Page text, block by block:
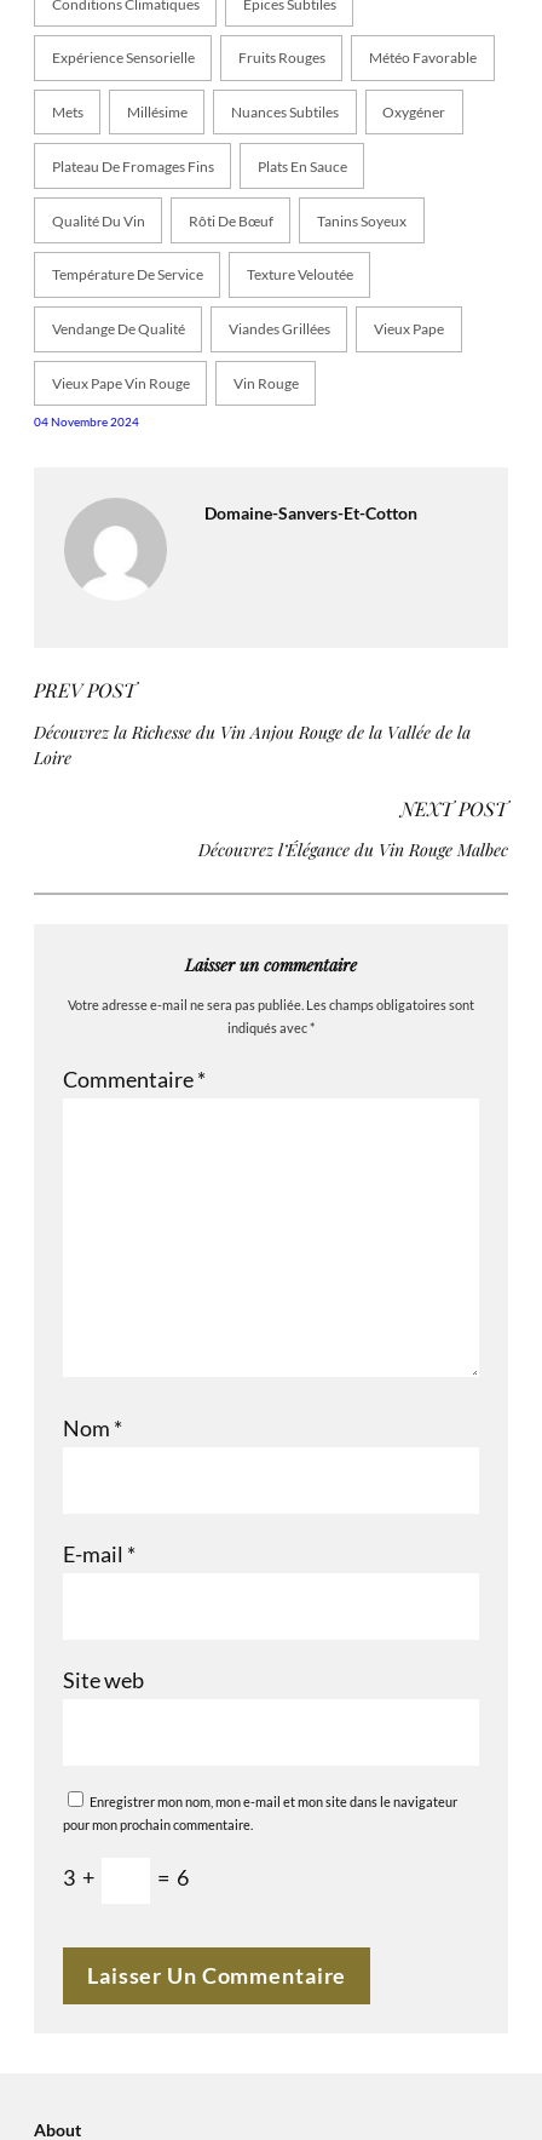
Conditions Climatiques Épices Subtiles
Expérience Sensorielle Fruits Rouges Météo Favorable
Mets Millésime Nuances Subtiles Oxygéner
Plateau De Fromages Fins Plats En Sauce
Qualité Du Vin Rôti De Bœuf Tanins Soyeux
Température De Service Texture Veloutée
Vendange De Qualité Viandes Grillées Vieux Pape
Vieux Pape Vin Rouge Vin Rouge
04 Novembre 2024
Domaine-Sanvers-Et-Cotton
PREV POST
Découvrez la Richesse du Vin Anjou Rouge de la Vallée de la
Loire
NEXT POST
Découvrez l’Élégance du Vin Rouge Malbec
Laisser un commentaire
Votre adresse e-mail ne sera pas publiée. Les champs obligatoires sont
indiqués avec*
Commentaire*
Nom *
E-mail *
Site web
Enregistrer mon nom, mon e-mail et mon site dans le navigateur
pour mon prochain commentaire.
3 + = 6
About